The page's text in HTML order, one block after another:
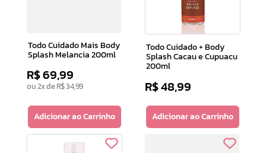
Todo Cuidado Mais Body
Splash Melancia 200ml
R$69,99
ou2x deR$34,99
Adicionar ao Carrinho
Todo Cuidado + Body
Splash Cacau e Cupuacu
200ml
R$48,99
Adicionar ao Carrinho